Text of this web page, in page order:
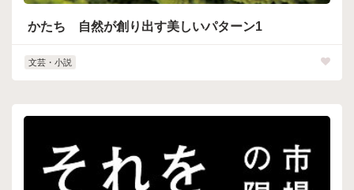
かたち 自然が創り出す美しいパターン1
文芸・小説